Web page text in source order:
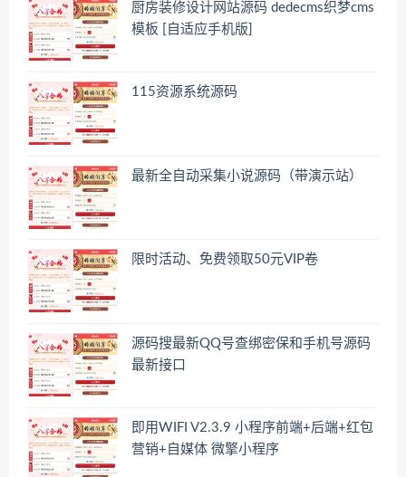
厨房装修设计网站源码 dedecms织梦cms
模板 [自适应手机版]
115资源系统源码
最新全自动采集小说源码（带演示站）
限时活动、免费领取50元VIP卷
源码搜最新QQ号查绑密保和手机号源码
最新接口
即用WIFI V2.3.9 小程序前端+后端+红包
营销+自媒体 微擎小程序